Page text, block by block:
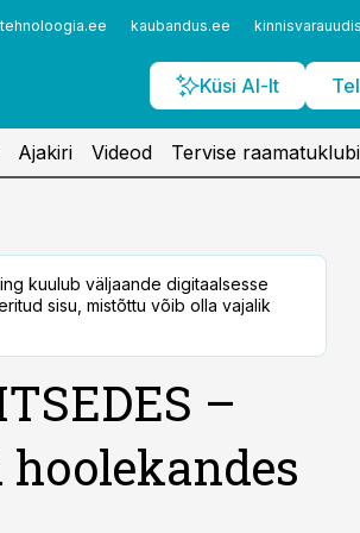
kaubandus.ee
Küsi AI-lt
Ajakiri Videod Tervise raamatuklubi
kuulub väljaande digitaalsesse
sisu, mistõttu võib olla vajalik
–